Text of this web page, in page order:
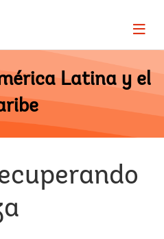
Page
Latina y el